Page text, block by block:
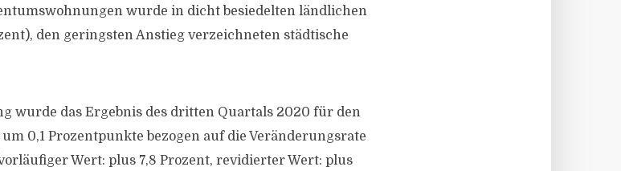
wurde in dicht besiedelten ländlichen
den geringsten Anstieg verzeichneten städtische
wurde das Ergebnis des dritten Quartals 2020 für den
0,1 Prozentpunkte bezogen auf die Veränderungsrate
Wert: plus 7,8 Prozent, revidierter Wert: plus